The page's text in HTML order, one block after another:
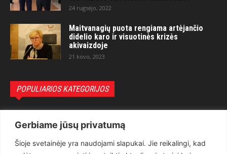
Gerbiame jūsų privatumą
Šioje svetainėje yra naudojami slapukai. Jie reikalingi, kad
24 rugsėjo, 2022
Maitvanagių puota rengiama artėjančio
didelio karo ir visuotinės krizės
akivaizdoje
21 kovo, 2023
POPULIARIOS KATEGORIJOS
Teisėsauga
1497